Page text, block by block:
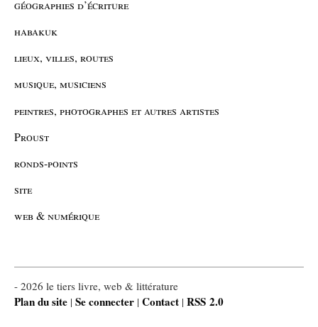
géographies d’écriture
habakuk
lieux, villes, routes
musique, musiciens
peintres, photographes et autres artistes
Proust
ronds-points
site
web & numérique
- 2026 le tiers livre, web & littérature
Plan du site | Se connecter | Contact | RSS 2.0